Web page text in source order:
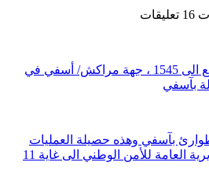
16 تعليقات
جديد” كورونا” الحصيلة ترتفع الى 1545 ، جهة مراكش/ أسفي في
الطوارئ بآسفي وهذه حصيلة العمليات
الأمنية لمختلف مصالح المديرية العامة للأمن الوطني الى غاية 11